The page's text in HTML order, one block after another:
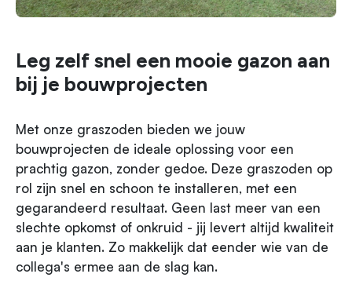
Leg zelf snel een mooie gazon aan
bij je bouwprojecten
Met onze graszoden bieden we jouw
bouwprojecten de ideale oplossing voor een
prachtig gazon, zonder gedoe. Deze graszoden op
rol zijn snel en schoon te installeren, met een
gegarandeerd resultaat. Geen last meer van een
slechte opkomst of onkruid - jij levert altijd kwaliteit
aan je klanten. Zo makkelijk dat eender wie van de
collega's ermee aan de slag kan.